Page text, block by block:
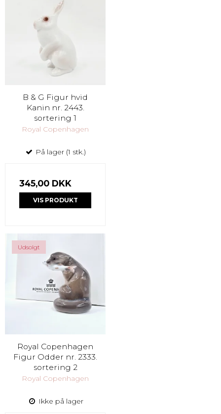
B & G Figur hvid
Kanin nr. 2443.
sortering 1
Royal Copenhagen
På lager (1 stk.)
345,00 DKK
VIS PRODUKT
Udsolgt
Royal Copenhagen
Figur Odder nr. 2333.
sortering 2
Royal Copenhagen
Ikke på lager